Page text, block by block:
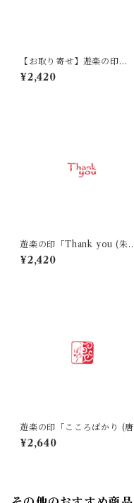
【お取り寄せ】遊楽の印
「傘」｜ 工房 蓮
¥2,420
遊楽の印「Thank you (朱
文)」｜ 工房 蓮
¥2,420
遊楽の印「こころばかり (唐
草)」｜ 工房 蓮
¥2,640